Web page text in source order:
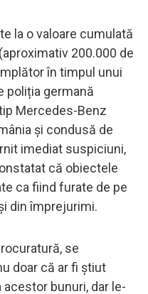
la o valoare cumulată
200.000 de
în timpul unui
poliția germană
Mercedes-Benz
și condusă de
imediat suspiciuni,
că obiectele
ca fiind furate de pe
din împrejurimi.
se
doar că ar fi știut
bunuri, dar le-